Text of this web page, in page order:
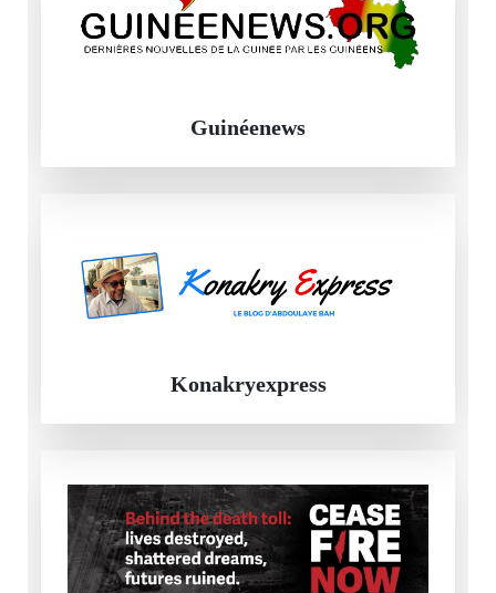
Guinéenews
Konakryexpress